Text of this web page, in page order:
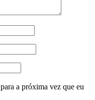
a próxima vez que eu